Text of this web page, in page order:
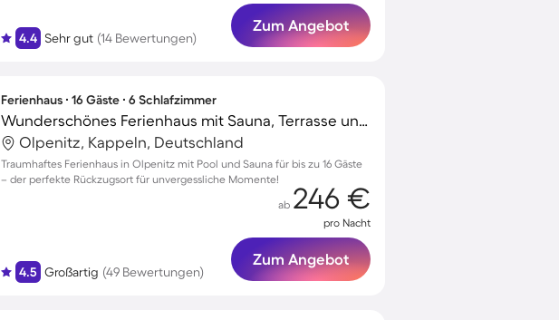
4.4 Sehr gut (14 Bewertungen)
Zum Angebot
Ferienhaus ∙ 16 Gäste ∙ 6 Schlafzimmer
Wunderschönes Ferienhaus mit Sauna, Terrasse und Whirlpool | Hunde erlaubt
Olpenitz, Kappeln, Deutschland
Traumhaftes Ferienhaus in Olpenitz mit Pool und Sauna für bis zu 16 Gäste
– der perfekte Rückzugsort für unvergessliche Momente!
4.5 Großartig (49 Bewertungen)
ab 246 €
pro Nacht
Zum Angebot